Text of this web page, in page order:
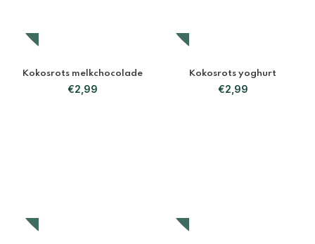
Kokosrots melkchocolade
€2,99
Kokosrots yoghurt
€2,99